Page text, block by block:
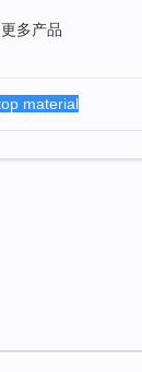
更多产品